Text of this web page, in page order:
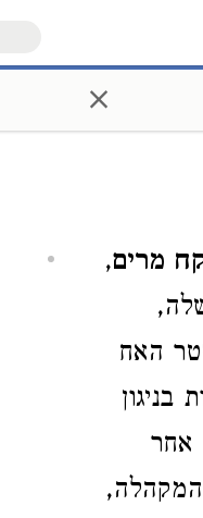
×
מרים,
האח
בניגון
אחר
המקהלה,